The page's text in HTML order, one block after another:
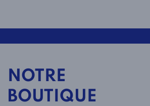
NOTRE
BOUTIQUE